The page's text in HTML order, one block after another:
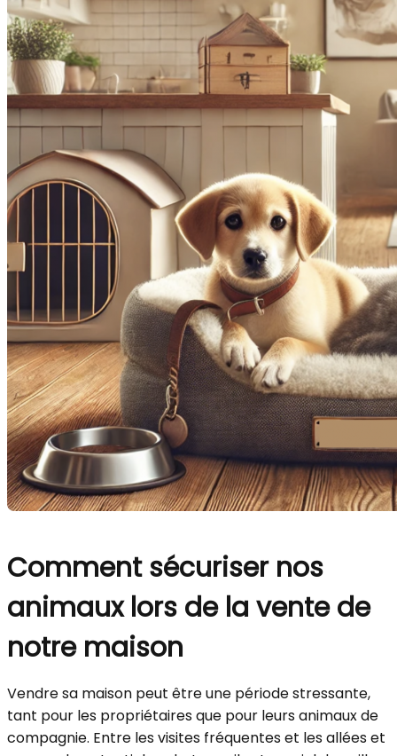
Comment sécuriser nos
animaux lors de la vente de
notre maison
Vendre sa maison peut être une période stressante,
tant pour les propriétaires que pour leurs animaux de
compagnie. Entre les visites fréquentes et les allées et